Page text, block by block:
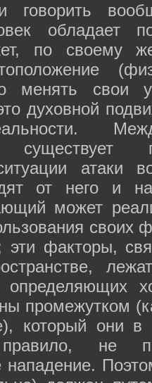
говорить
обладает
по своему
менять свои
духовной
существует
атаки
от него и
может
своих
эти факторы,
определяющих
промежутком
который они в
не
нападение.